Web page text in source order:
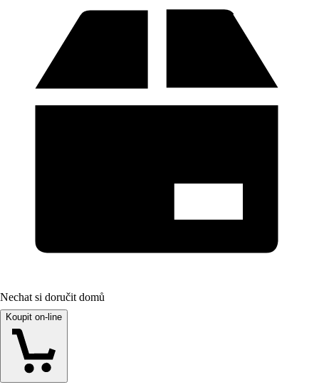
Nechat si doručit domů
Koupit on-line